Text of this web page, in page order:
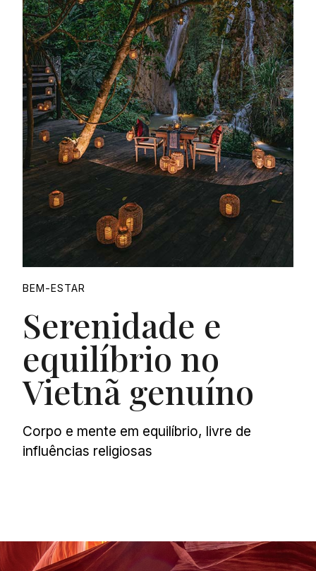
Proudly
BEM-ESTAR
Serenidade e
equilíbrio no
Vietnã genuíno
Corpo e mente em equilíbrio, livre de
influências religiosas